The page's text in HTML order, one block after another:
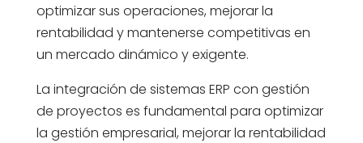
optimizar sus operaciones, mejorar la
rentabilidad y mantenerse competitivas en
un mercado dinámico y exigente.
La integración de sistemas ERP con gestión
de proyectos es fundamental para optimizar
la gestión empresarial, mejorar la rentabilidad